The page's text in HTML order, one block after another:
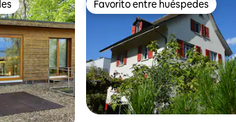
entre huéspedes Favorito entre huéspedes
Favorito entre huéspedes